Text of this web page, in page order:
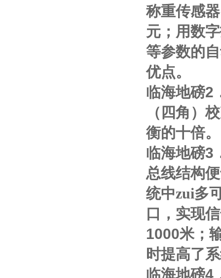
称重传感
元；用数
等参数的
优点。
临海地磅2
（四角）
衡的十倍。
临海地磅3
总线结构
统中zui多
口，实现
1000米；
时提高了
临海地磅4